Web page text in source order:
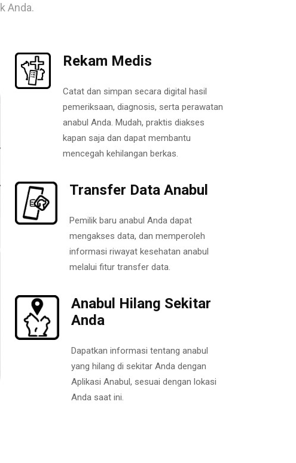
Anda.
Rekam Medis
Catat dan simpan secara digital hasil
pemeriksaan, diagnosis, serta perawatan
anabul Anda. Mudah, praktis diakses
kapan saja dan dapat membantu
mencegah kehilangan berkas.
Transfer Data Anabul
Pemilik baru anabul Anda dapat
mengakses data, dan memperoleh
informasi riwayat kesehatan anabul
melalui fitur transfer data.
Anabul Hilang Sekitar
Anda
Dapatkan informasi tentang anabul
yang hilang di sekitar Anda dengan
Aplikasi Anabul, sesuai dengan lokasi
Anda saat ini.